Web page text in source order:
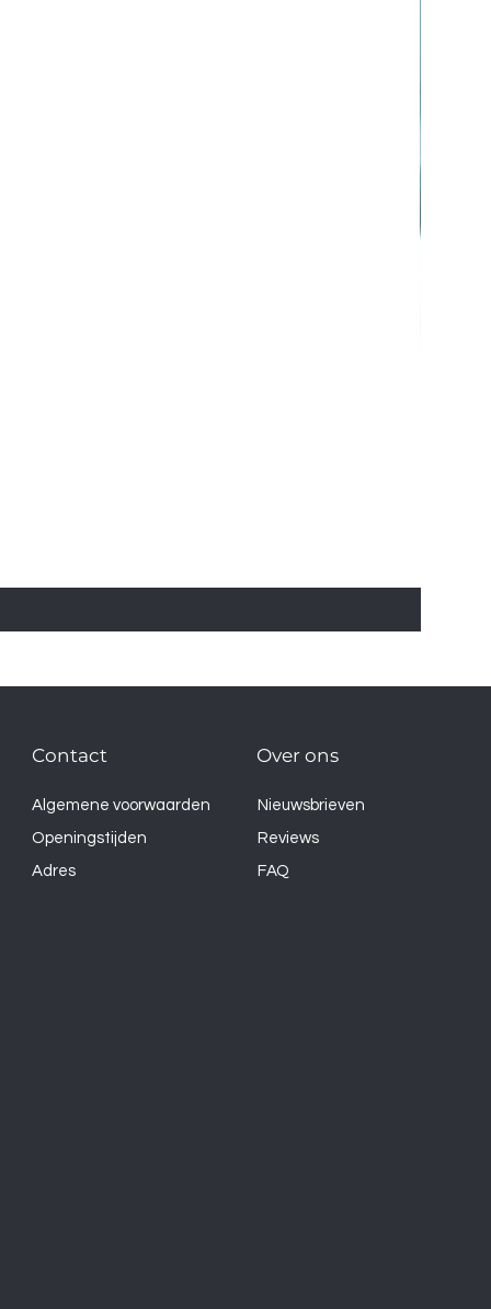
Over ons
Nieuwsbrieven
Reviews
FAQ
Contact
Algemene voorwaarden
Openingstijden
Adres